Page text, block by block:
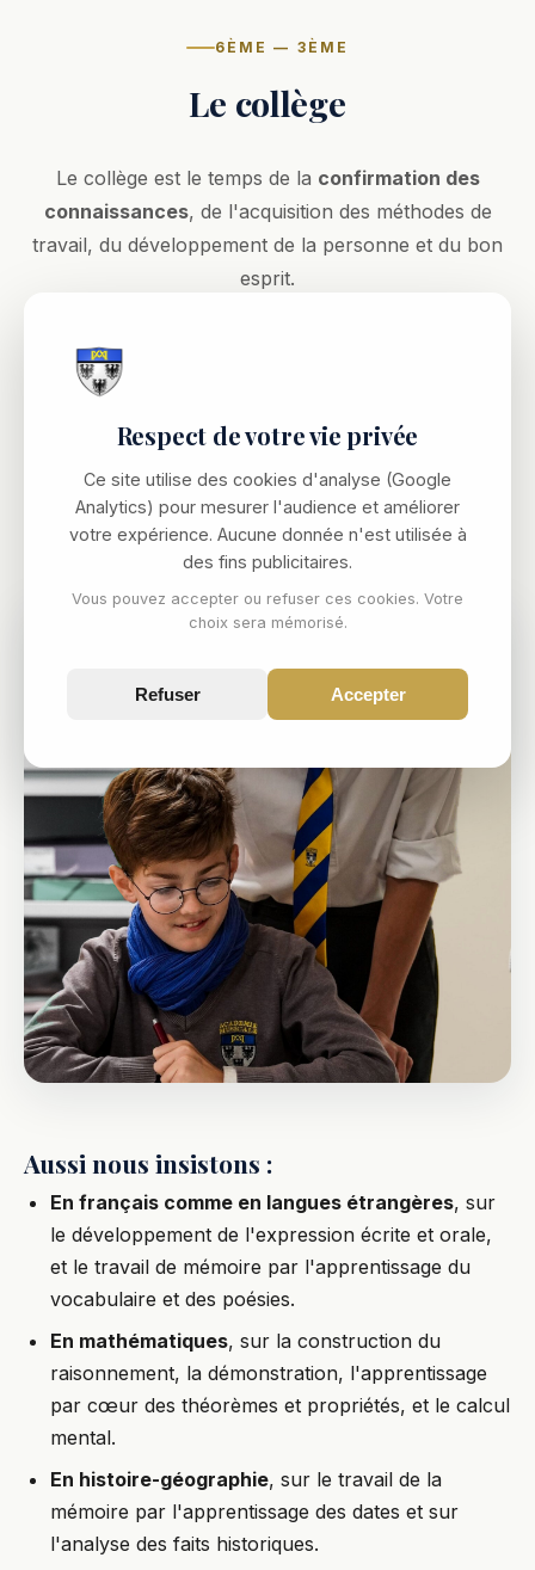
6ÈME — 3ÈME
Le collège
Le collège est le temps de la confirmation des
connaissances, de l'acquisition des méthodes de
travail, du développement de la personne et du bon
esprit.
lui-même et gagner en autonomie.
De la même manière qu'à l'école primaire de
l'Académie, l'élève reçoit une formation structurée et
et qui va au-delà des exigences du socle commun des
connaissances.
Aussi nous insistons :
En français comme en langues étrangères, sur
le développement de l'expression écrite et orale,
et le travail de mémoire par l'apprentissage du
vocabulaire et des poésies.
En mathématiques, sur la construction du
raisonnement, la démonstration, l'apprentissage
par cœur des théorèmes et propriétés, et le calcul
mental.
En histoire-géographie, sur le travail de la
mémoire par l'apprentissage des dates et sur
l'analyse des faits historiques.
Respect de votre vie privée
Ce site utilise des cookies d'analyse (Google
Analytics) pour mesurer l'audience et améliorer
votre expérience. Aucune donnée n'est utilisée à
des fins publicitaires.
Vous pouvez accepter ou refuser ces cookies. Votre
choix sera mémorisé.
Refuser Accepter